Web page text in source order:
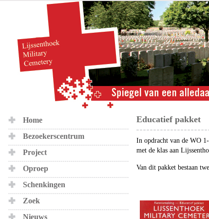
Home
Bezoekerscentrum
Project
Oproep
Schenkingen
Zoek
Nieuws
Educatief pakket
In opdracht van de WO
met de klas aan
Van dit pakket bestaan